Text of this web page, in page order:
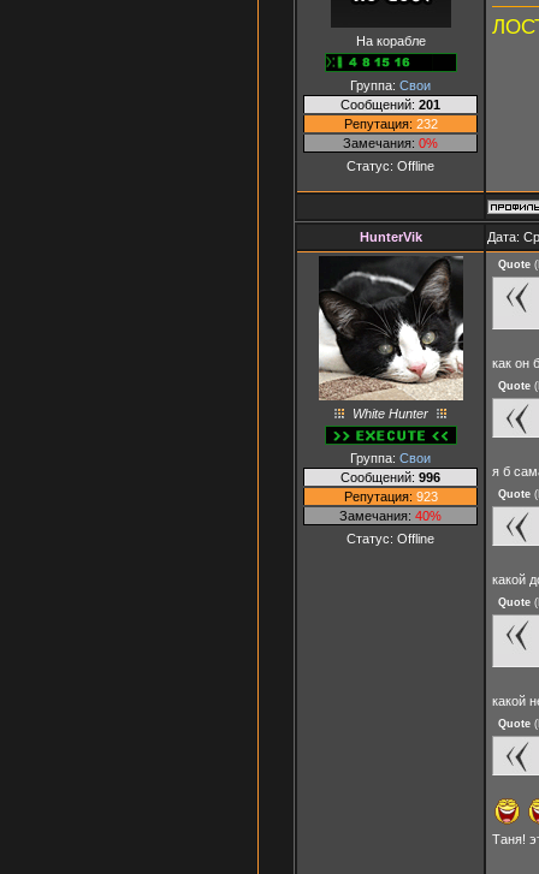
На корабле
Группа: Свои
Сообщений: 201
Репутация: 232
Замечания: 0%
Статус: Offline
HunterVik Дата:
White Hunter
Группа: Свои
Сообщений: 996
Репутация: 923
Замечания: 40%
Статус: Offline
Quote (
как он
Quote (
я б
Quote (
какой
Quote (
какой
Quote (
Таня!